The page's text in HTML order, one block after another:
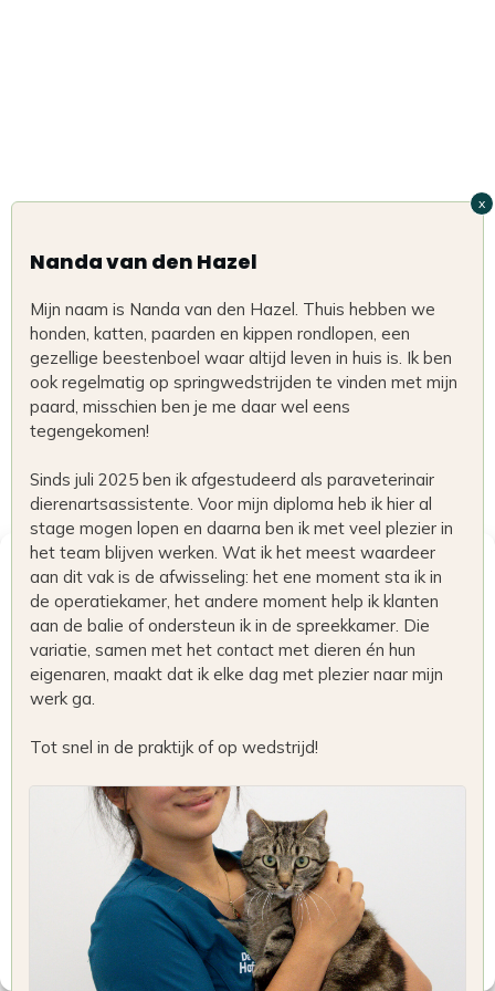
Beheer toestemming
Om de beste ervaringen te bieden, gebruiken wij technologieën
zoals cookies om informatie over je apparaat op te slaan en/of te
raadplegen. Door in te stemmen met deze technologieën kunnen wij
gegevens zoals surfgedrag of unieke ID's op deze site verwerken.
Als je geen toestemming geeft of uw toestemming intrekt, kan dit
mogelijkheden.
Accepteren
Weigeren
Bekijk voorkeuren
Privacybeleid
Nanda van den Hazel
Mijn naam is Nanda van den Hazel. Thuis hebben we
honden, katten, paarden en kippen rondlopen, een
gezellige beestenboel waar altijd leven in huis is. Ik ben
ook regelmatig op springwedstrijden te vinden met mijn
paard, misschien ben je me daar wel eens
tegengekomen!
Sinds juli 2025 ben ik afgestudeerd als paraveterinair
dierenartsassistente. Voor mijn diploma heb ik hier al
stage mogen lopen en daarna ben ik met veel plezier in
het team blijven werken. Wat ik het meest waardeer
aan dit vak is de afwisseling: het ene moment sta ik in
de operatiekamer, het andere moment help ik klanten
aan de balie of ondersteun ik in de spreekkamer. Die
variatie, samen met het contact met dieren én hun
eigenaren, maakt dat ik elke dag met plezier naar mijn
werk ga.
Tot snel in de praktijk of op wedstrijd!
x